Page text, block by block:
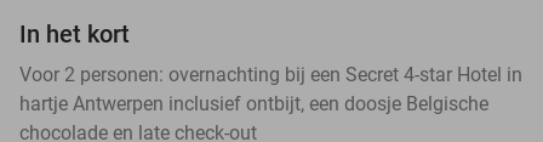
In het kort
Voor 2 personen: overnachting bij een Secret 4-star Hotel in
hartje Antwerpen inclusief ontbijt, een doosje Belgische
chocolade en late check-out